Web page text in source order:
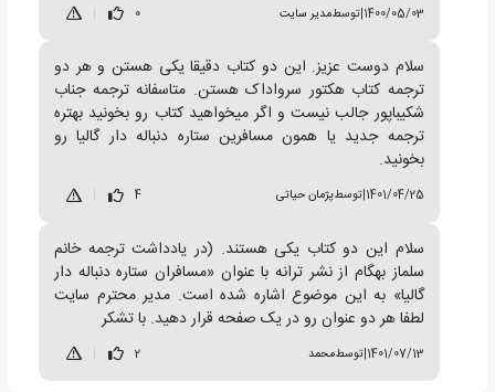
1400/05/03
|توسطمدیر سایت 0
سلام دوست عزیز. این دو کتاب دقیقا یکی هستن و هر دو
ترجمه کتاب هکتور سرواداک هستن. متاسفانه ترجمه جناب
شکیباپور جالب نیست و اگر میخواهید کتاب رو بخونید بهتره
ترجمه جدید یا همون مسافرین ستاره دنباله دار گالیا رو
بخونید.
1401/04/25
|توسطپژمان حیاتی 4
سلام این دو کتاب یکی هستند. (در یادداشت ترجمه خانم
سلماز بهگام از نشر ترانه با عنوان «مسافران ستاره دنباله دار
گالیا» به این موضوع اشاره شده است. مدیر محترم سایت
لطفا هر دو عنوان رو در یک صفحه قرار دهید. با تشکر
1401/07/13
|توسطمحمد 2